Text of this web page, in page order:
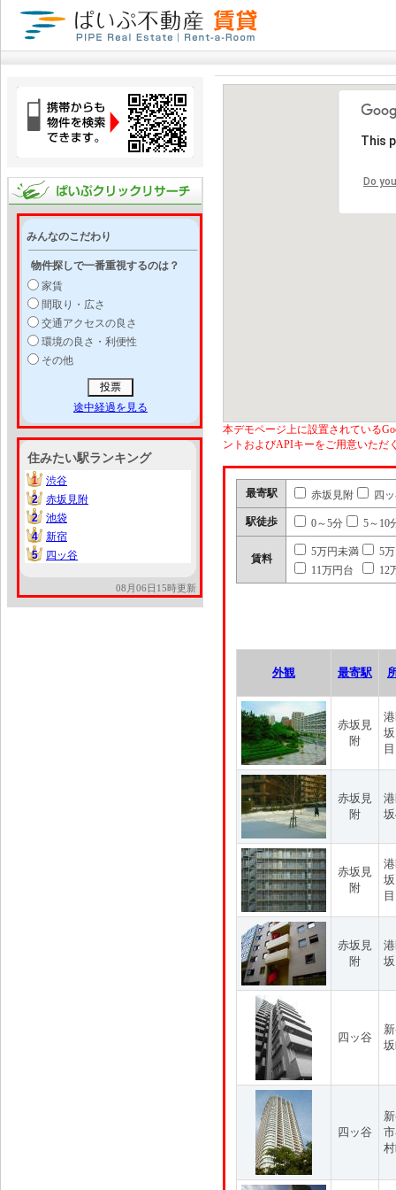
みんなのこだわり
物件探しで一番重視するのは？
家賃
間取り・広さ
交通アクセスの良さ
環境の良さ・利便性
その他
途中経過を見る
住みたい駅ランキング
1
1
渋谷
2
2
赤坂見附
2
2
池袋
4
4
新宿
5
5 四ッ谷
08月06日15時更新
This
Do
本デモページ上に設置されている
ントおよびAPIキーをご用意いただ
最寄駅 赤坂見附 四
駅徒歩 0～5分 5～10
賃料
5万円未満
5
11万円台
12
外観 最寄駅
赤坂見
附
目
赤坂見
附
赤坂見
附
目
赤坂見
附
四ッ谷
四ッ谷